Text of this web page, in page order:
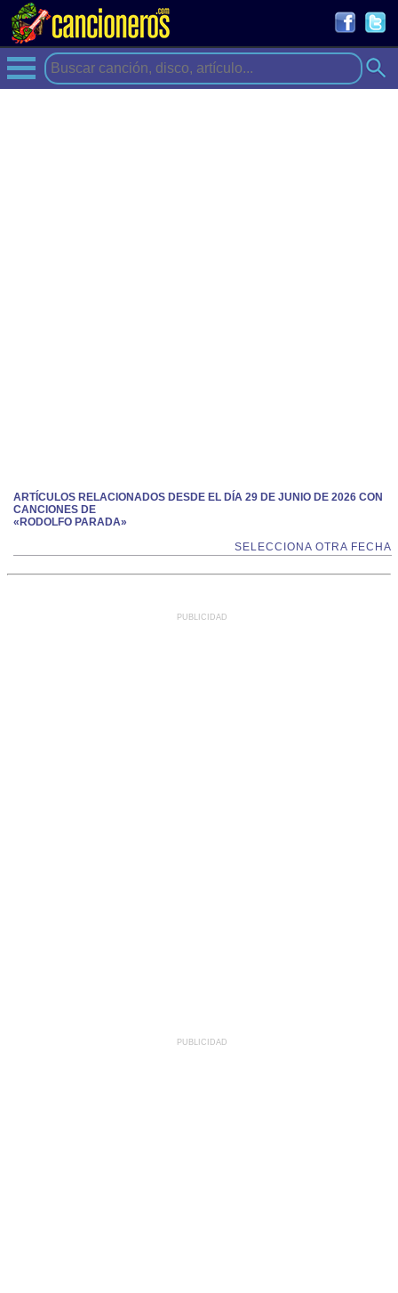
ARTÍCULOS RELACIONADOS DESDE EL DÍA 29 DE JUNIO DE 2026 CON
CANCIONES DE
«RODOLFO PARADA»
SELECCIONA OTRA FECHA
PUBLICIDAD
PUBLICIDAD